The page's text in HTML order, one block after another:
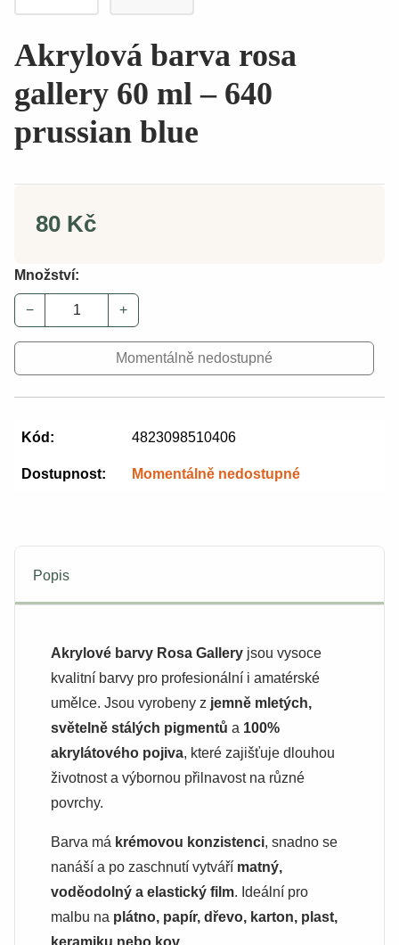
Akrylová barva rosa
gallery 60 ml – 640
prussian blue
80 Kč
Množství:
− +
Momentálně nedostupné
Kód: 4823098510406
Dostupnost: Momentálně nedostupné
Popis
Akrylové barvy Rosa Gallery jsou vysoce
kvalitní barvy pro profesionální i amatérské
umělce. Jsou vyrobeny z jemně mletých,
světelně stálých pigmentů a 100%
akrylátového pojiva, které zajišťuje dlouhou
životnost a výbornou přilnavost na různé
povrchy.
Barva má krémovou konzistenci, snadno se
nanáší a po zaschnutí vytváří matný,
voděodolný a elastický film. Ideální pro
malbu na plátno, papír, dřevo, karton, plast,
keramiku nebo kov